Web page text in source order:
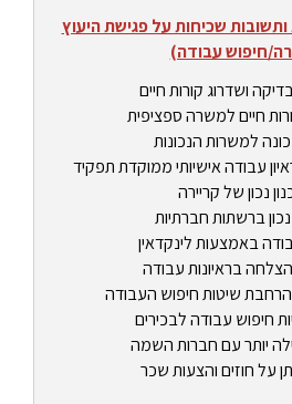
שכיחות על פגישת היעוץ
חיפוש עבודה)
ושדרוג קורות חיים
חיים למשרה ספציפית
למשרות הנכונות
עבודה אישיותי ממוקדת תפקיד
נכון של קריירה
ברשתות חברתיות
באמצעות לינקדאין
בראיונות עבודה
שיטות חיפוש העבודה
חיפוש עבודה לבכירים
יותר עם חברות השמה
על חוזים והצעות שכר